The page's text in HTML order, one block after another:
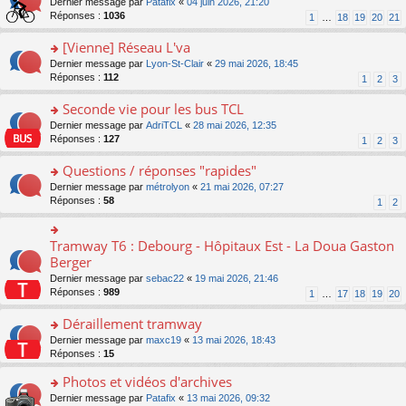
nt
s
ré
e
nt
n
lu
le
pl
u
s
ré
e
nt
e
n
o
n
lu
le
pl
u
s
ré
c
nt
e
s
s
a
g
e
n
lu
le
pl
u
s
ré
nt
n
s
ult
er
le
m
e
s
s
a
g
n
o
n
lu
le
u
s
ré
nt
Réponses : 1036 1 18 19 20 21
o
n
s
ult
er
le
m
e
s
s
a
g
e
n
o
n
lu
le
pl
u
s
ré
c
nt
[Vienne] Réseau L'va
Dernier message par Lyon-St-Clair « 29 mai 2026, 18:45
Réponses : 112 1 2 3
o
n
s
ult
er
le
m
e
s
a
g
e
n
lu
le
pl
u
s
Seconde vie pour les bus TCL
Dernier message par AdriTCL « 28 mai 2026, 12:35
Réponses : 127 1 2 3
o
n
s
ult
er
le
m
e
s
s
a
g
e
n
o
n
Questions / réponses "rapides"
Dernier message par métrolyon « 21 mai 2026, 07:27
Réponses : 58 1 2
o
n
ult
er
le
m
e
s
s
a
g
Tramway T6 : Debourg - Hôpitaux Est - La Doua Gaston
Berger
Dernier message par sebac22 « 19 mai 2026, 21:46
Réponses : 989 1 17 18 19 20
o
n
s
ult
er
Déraillement tramway
Dernier message par maxc19 « 13 mai 2026, 18:43
Réponses : 15
o
Photos et vidéos d'archives
Dernier message par Patafix « 13 mai 2026, 09:32